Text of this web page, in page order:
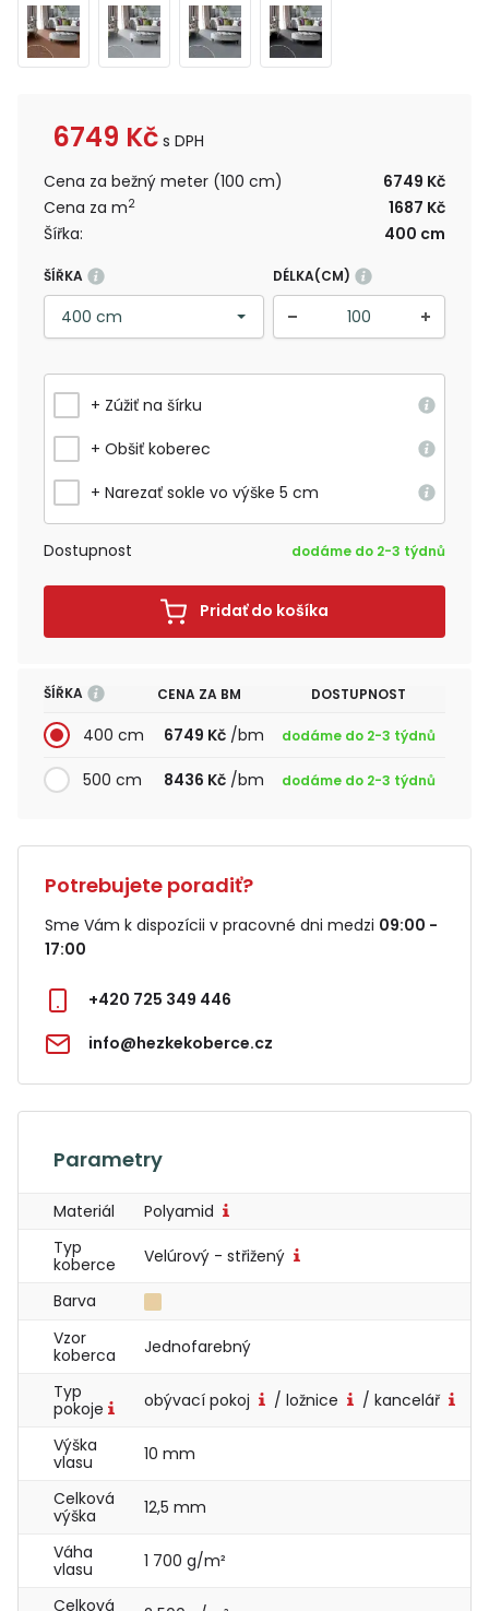
6749 Kč s DPH
Cena za bežný meter (100 cm)
6749 Kč
Cena za m2
1687 Kč
Šířka:
400 cm
ŠÍŘKA DÉLKA(CM)
+ Zúžiť na šírku
+ Obšiť koberec
+ Narezať sokle vo výške 5 cm
Dostupnost dodáme do 2-3 týdnů
Pridať do košíka
ŠÍŘKA CENA ZA BM DOSTUPNOST
400 cm 6749 Kč /bm dodáme do 2-3 týdnů
500 cm 8436 Kč /bm dodáme do 2-3 týdnů
Potrebujete poradiť?
Sme Vám k dispozícii v pracovné dni medzi 09:00 -
17:00
+420 725 349 446
info@hezkekoberce.cz
Parametry
Materiál
Polyamid
Typ
koberce
Velúrový - střižený
Barva
Vzor
koberca
Jednofarebný
Typ
pokoje
obývací pokoj / ložnice / kancelář
Výška
vlasu
10 mm
Celková
výška
12,5 mm
Váha
vlasu
1 700 g/m²
Celková